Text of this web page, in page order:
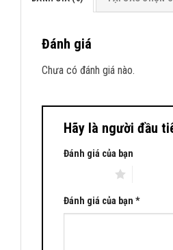
Đánh giá
Chưa có đánh giá nào.
Hãy là người đầu
Đánh giá của bạn
Đánh giá của bạn *